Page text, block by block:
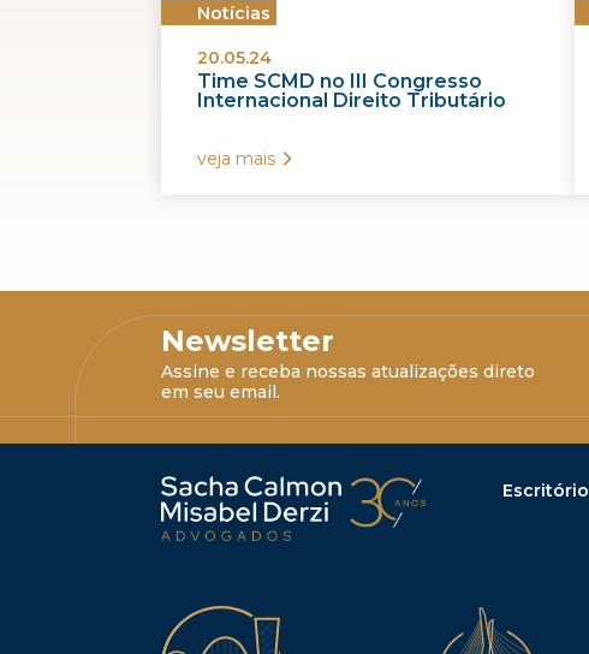
Notícias
20.05.24
Time SCMD no III Congresso
Internacional Direito Tributário
veja mais
Newsletter
Assine e receba nossas atualizações direto
em seu email.
Escritório